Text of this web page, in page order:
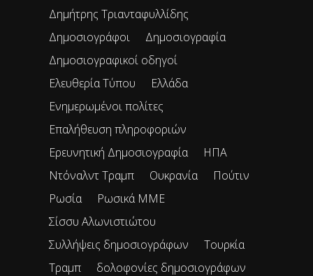
Δημήτρης Τριανταφυλλίδης
Δημοσιογράφοι
Δημοσιογραφία
Δημοσιογραφικοί οδηγοί
Ελευθερία Τύπου
Ελλάδα
Ενημερωμένοι πολίτες
Επαλήθευση πληροφοριών
Ερευνητική Δημοσιογραφία
ΗΠΑ
Ντόναλντ Τραμπ
Ουκρανία
Πούτιν
Ρωσία
Ρωσικά ΜΜΕ
Σίσσυ Αλωνιστιώτου
Συλλήψεις δημοσιογράφων
Τουρκία
Τραμπ
δολοφονίες δημοσιογράφων